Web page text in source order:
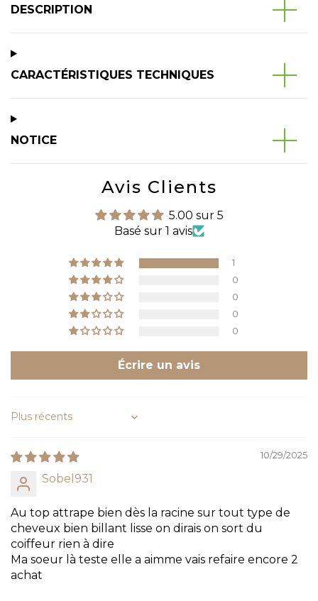
DESCRIPTION
CARACTÉRISTIQUES TECHNIQUES
NOTICE
Avis Clients
5.00 sur 5
Basé sur 1 avis
1
0
0
0
0
Écrire un avis
Sort by
10/29/2025
Sobel931
Au top attrape bien dès la racine sur tout type de
cheveux bien billant lisse on dirais on sort du
coiffeur rien à dire
Ma soeur là teste elle a aimme vais refaire encore 2
achat